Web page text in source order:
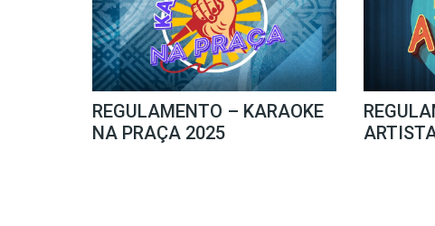
REGULAMENTO – KARAOKE
NA PRAÇA 2025